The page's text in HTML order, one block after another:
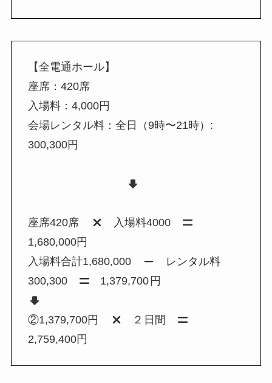
【全電通ホール】
座席：420席
入場料：4,000円
会場レンタル料：全日（9時〜21時）:
300,300円
座席420席
入場料4000
1,680,000円
入場料合計1,680,000
レンタル料
300,300
1,379,700 円
②1,379,700円 ２ 日間
2,759,400円